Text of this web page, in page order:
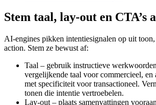
Stem taal, lay-out en CTA’s
AI-engines pikken intentiesignalen op uit
action. Stem ze bewust af:
Taal – gebruik instructieve
vergelijkende taal voor commercieel,
met specificiteit voor transactioneel.
tonen die intentie vertroebelen.
Lay-out – plaats samenvattingen